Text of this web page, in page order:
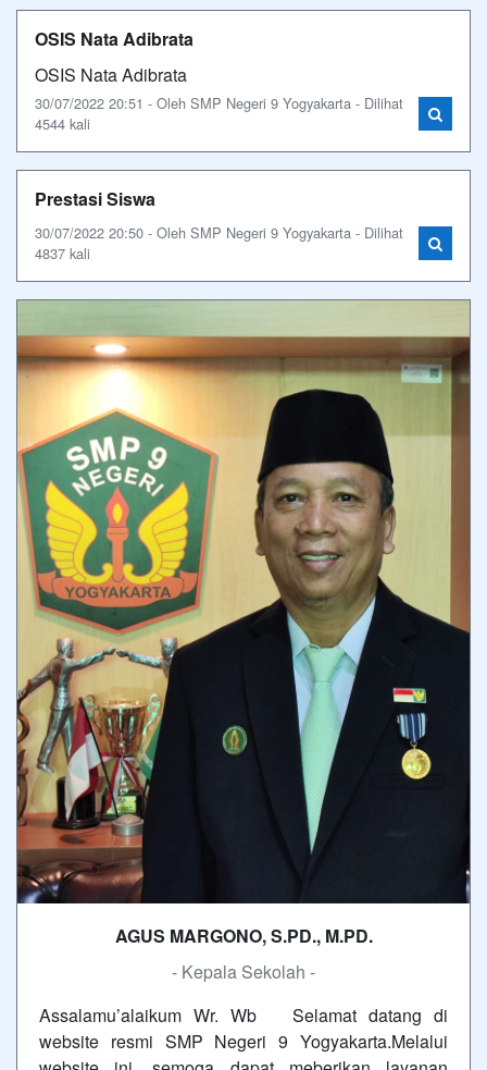
OSIS Nata Adibrata
OSIS Nata Adibrata
30/07/2022 20:51 - Oleh SMP Negeri 9 Yogyakarta - Dilihat
4544 kali
Prestasi Siswa
30/07/2022 20:50 - Oleh SMP Negeri 9 Yogyakarta - Dilihat
4837 kali
AGUS MARGONO, S.PD., M.PD.
- Kepala Sekolah -
Assalamu’alaikum Wr. Wb Selamat datang di
website resmi SMP Negeri 9 Yogyakarta.Melalui